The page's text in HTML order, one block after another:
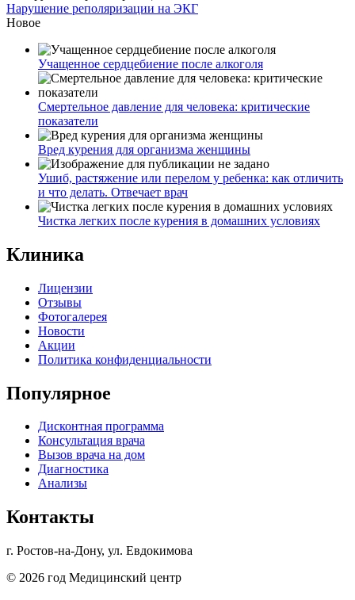
Нарушение реполяризации на ЭКГ
Новое
Учащенное сердцебиение после алкоголя
Смертельное давление для человека: критические
показатели
Вред курения для организма женщины
Ушиб, растяжение или перелом у ребенка: как отличить
и что делать. Отвечает врач
Чистка легких после курения в домашних условиях
Клиника
Лицензии
Отзывы
Фотогалерея
Новости
Акции
Политика конфиденциальности
Популярное
Дисконтная программа
Консультация врача
Вызов врача на дом
Диагностика
Анализы
Контакты
г. Ростов-на-Дону, ул. Евдокимова
© 2026 год Медицинский центр